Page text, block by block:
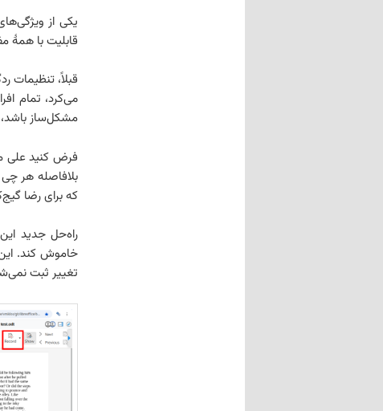
قابلیت با
قبلاً، تنظیمات
می‌کرد، تمام
مشکل‌ساز
فرض کنید علی
بلافاصله هر
که برای رضا
راه‌حل جدید
خاموش کند. این
تغییر ثبت